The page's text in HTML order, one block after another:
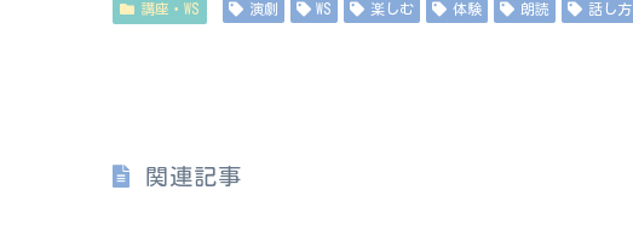
講座・WS 演劇 WS 楽しむ 体験 朗読 話し方
関連記事